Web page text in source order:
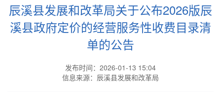
辰溪县发展和改革局关于公布2026版辰
溪县政府定价的经营服务性收费目录清
单的公告
发布时间：2026-01-13 15:04
信息来源：辰溪县发展和改革局